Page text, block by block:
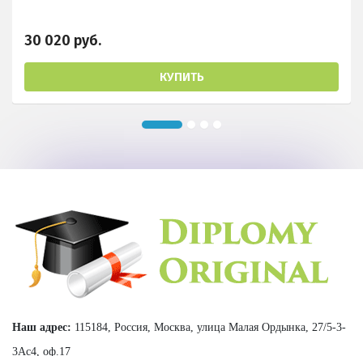
30 020 руб.
КУПИТЬ
Наш адрес: 115184, Россия, Москва, улица Малая Ордынка, 27/5-3-
3Ас4, оф.17